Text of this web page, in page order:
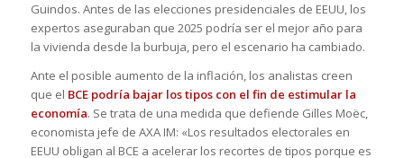
Guindos. Antes de las elecciones presidenciales de EEUU, los
expertos aseguraban que 2025 podría ser el mejor año para
la vivienda desde la burbuja, pero el escenario ha cambiado.
Ante el posible aumento de la inflación, los analistas creen
que el BCE podría bajar los tipos con el fin de estimular la
economía. Se trata de una medida que defiende Gilles Moëc,
economista jefe de AXA IM: «Los resultados electorales en
EEUU obligan al BCE a acelerar los recortes de tipos porque es